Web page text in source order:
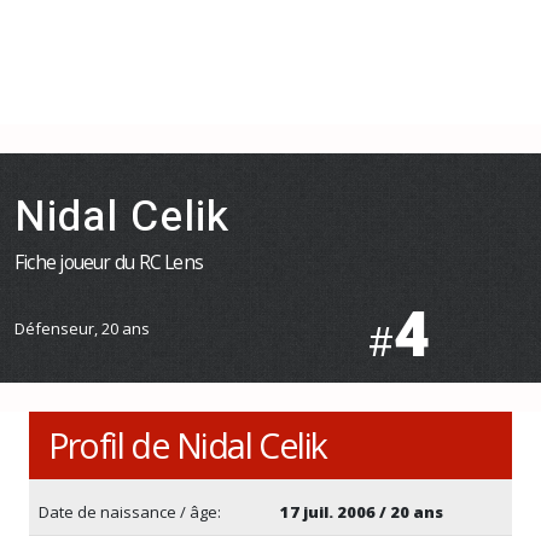
Nidal Celik
Fiche joueur du RC Lens
Défenseur, 20 ans #4
Profil de Nidal Celik
Date de naissance / âge: 17 juil. 2006 / 20 ans